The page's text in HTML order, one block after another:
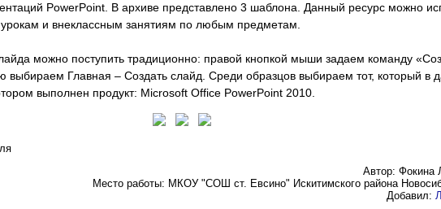
PowerPoint. В архиве представлено 3 шаблона. Данный ресурс можно
урокам и внеклассным занятиям по любым предметам.
можно поступить традиционно: правой кнопкой мыши задаем команду
Главная – Создать слайд. Среди образцов выбираем тот, который в
выполнен продукт: Microsoft Office PowerPoint 2010.
Автор: Фокина
Место работы: МКОУ "СОШ ст. Евсино" Искитимского района
Добавил: